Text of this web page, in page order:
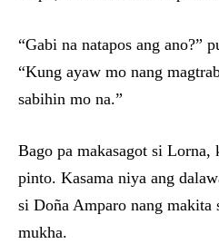
“Gabi na natapos ang ano?”
“Kung ayaw mo nang
sabihin mo na.”
Bago pa makasagot si
pinto. Kasama niya ang
si Doña Amparo nang makita
mukha.